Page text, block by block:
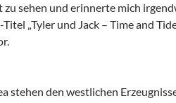
zu sehen und erinnerte mich
„Tyler und Jack – Time and
stehen den westlichen